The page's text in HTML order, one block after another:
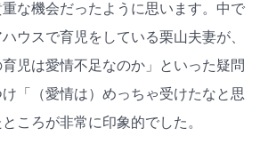
な機会だったように思います。中で
ウスで育児をしている栗山夫妻が、
育児は愛情不足なのか」といった疑問
「（愛情は）めっちゃ受けたなと思
ころが非常に印象的でした。